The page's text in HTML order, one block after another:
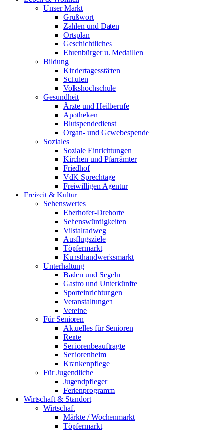
Unser Markt
Grußwort
Zahlen und Daten
Ortsplan
Geschichtliches
Ehrenbürger u. Medaillen
Bildung
Kindertagesstätten
Schulen
Volkshochschule
Gesundheit
Ärzte und Heilberufe
Apotheken
Blutspendedienst
Organ- und Gewebespende
Soziales
Soziale Einrichtungen
Kirchen und Pfarrämter
Friedhof
VdK Sprechtage
Freiwilligen Agentur
Freizeit & Kultur
Sehenswertes
Eberhofer-Drehorte
Sehenswürdigkeiten
Vilstalradweg
Ausflugsziele
Töpfermarkt
Kunsthandwerksmarkt
Unterhaltung
Baden und Segeln
Gastro und Unterkünfte
Sporteinrichtungen
Veranstaltungen
Vereine
Für Senioren
Aktuelles für Senioren
Rente
Seniorenbeauftragte
Seniorenheim
Krankenpflege
Für Jugendliche
Jugendpfleger
Ferienprogramm
Wirtschaft & Standort
Wirtschaft
Märkte / Wochenmarkt
Töpfermarkt